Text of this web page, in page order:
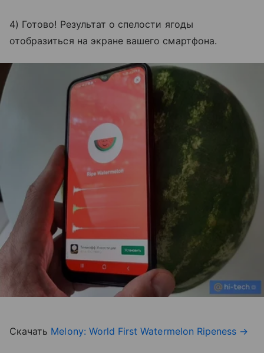
4) Готово! Результат о спелости ягоды
отобразиться на экране вашего смартфона.
Скачать Melony: World First Watermelon Ripeness →